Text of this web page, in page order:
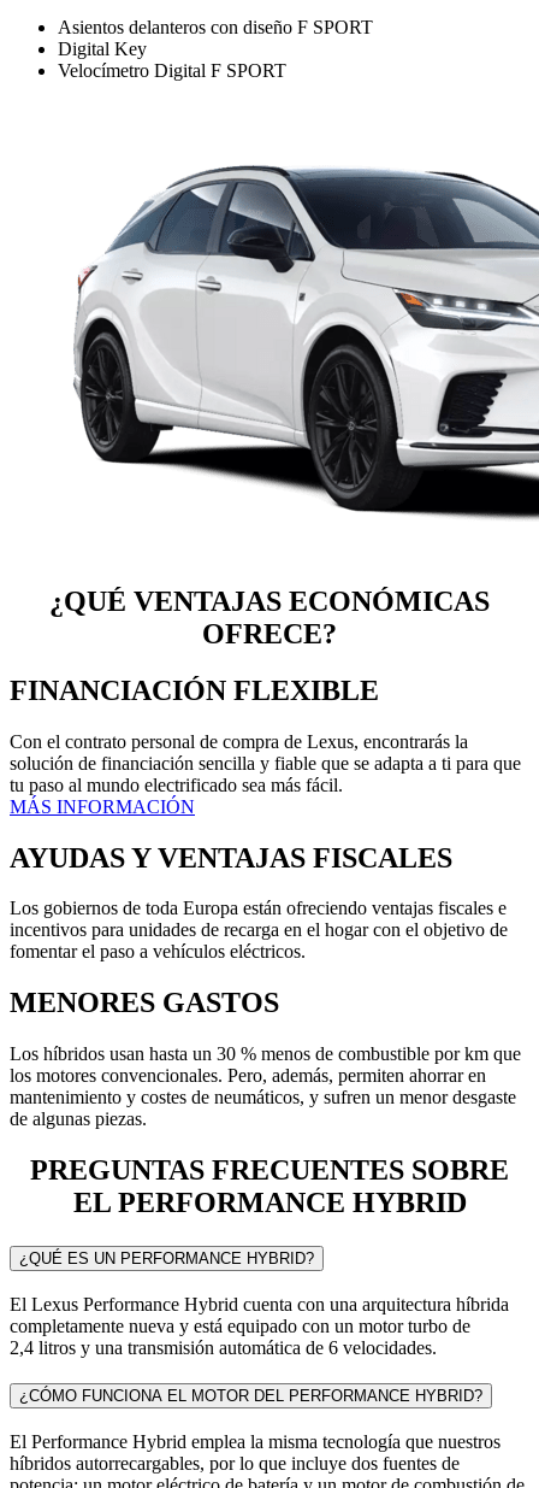
Asientos delanteros con diseño F SPORT
Digital Key
Velocímetro Digital F SPORT
¿QUÉ VENTAJAS ECONÓMICAS
OFRECE?
FINANCIACIÓN FLEXIBLE
Con el contrato personal de compra de Lexus, encontrarás la
solución de financiación sencilla y fiable que se adapta a ti para que
tu paso al mundo electrificado sea más fácil.
MÁS INFORMACIÓN
AYUDAS Y VENTAJAS FISCALES
Los gobiernos de toda Europa están ofreciendo ventajas fiscales e
incentivos para unidades de recarga en el hogar con el objetivo de
fomentar el paso a vehículos eléctricos.
MENORES GASTOS
Los híbridos usan hasta un 30 % menos de combustible por km que
los motores convencionales. Pero, además, permiten ahorrar en
mantenimiento y costes de neumáticos, y sufren un menor desgaste
de algunas piezas.
PREGUNTAS FRECUENTES SOBRE
EL PERFORMANCE HYBRID
¿QUÉ ES UN PERFORMANCE HYBRID?
El Lexus Performance Hybrid cuenta con una arquitectura híbrida
completamente nueva y está equipado con un motor turbo de
2,4 litros y una transmisión automática de 6 velocidades.
¿CÓMO FUNCIONA EL MOTOR DEL PERFORMANCE HYBRID?
El Performance Hybrid emplea la misma tecnología que nuestros
híbridos autorrecargables, por lo que incluye dos fuentes de